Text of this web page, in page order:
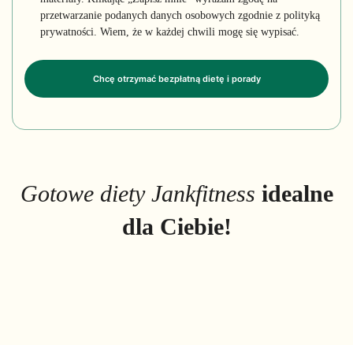
przetwarzanie podanych danych osobowych zgodnie z polityką
prywatności. Wiem, że w każdej chwili mogę się wypisać.
Chcę otrzymać bezpłatną dietę i porady
Gotowe diety Jankfitness idealne
dla Ciebie!